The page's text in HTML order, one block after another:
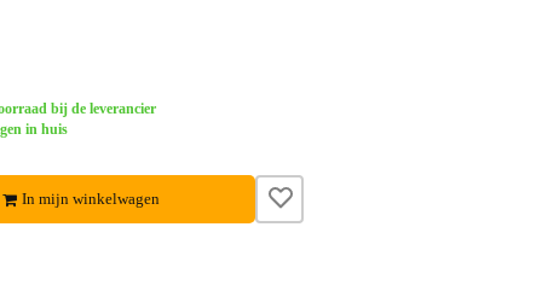
bij de leverancier
in huis
In mijn winkelwagen